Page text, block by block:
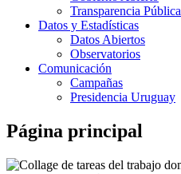
Transparencia Pública
Datos y Estadísticas
Datos Abiertos
Observatorios
Comunicación
Campañas
Presidencia Uruguay
Página principal